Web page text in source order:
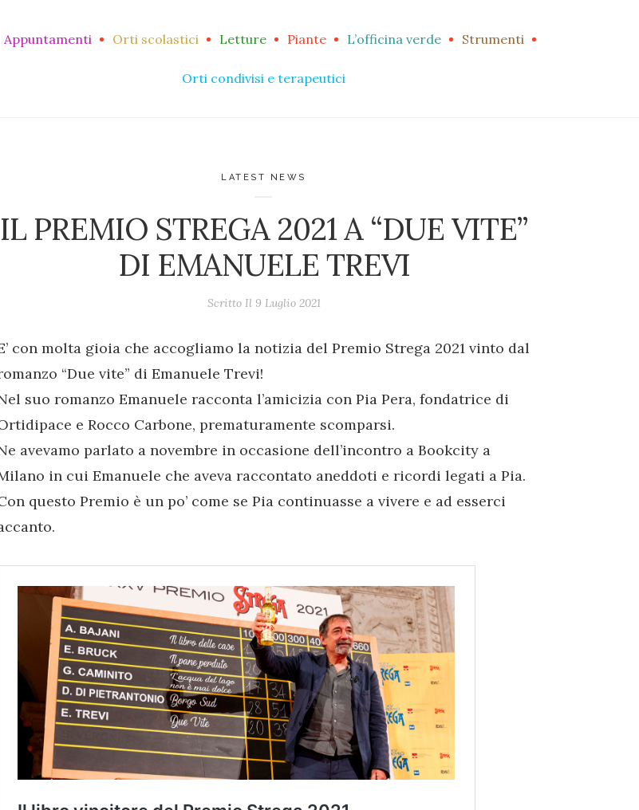
Appuntamenti Orti scolastici Letture Piante L’officina verde Strumenti
Orti condivisi e terapeutici
LATEST NEWS
IL PREMIO STREGA 2021 A “DUE VITE”
DI EMANUELE TREVI
Scritto Il 9 Luglio 2021
con molta gioia che accogliamo la notizia del Premio Strega 2021 vinto dal
“Due vite” di Emanuele Trevi!
suo romanzo Emanuele racconta l’amicizia con Pia Pera, fondatrice di
e Rocco Carbone, prematuramente scomparsi.
avevamo parlato a novembre in occasione dell’incontro a Bookcity a
in cui Emanuele che aveva raccontato aneddoti e ricordi legati a Pia.
questo Premio è un po’ come se Pia continuasse a vivere e ad esserci